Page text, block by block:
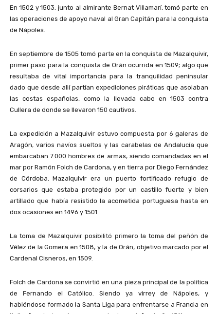
En 1502 y 1503, junto al almirante Bernat Villamarí, tomó parte en
las operaciones de apoyo naval al Gran Capitán para la conquista
de Nápoles.
En septiembre de 1505 tomó parte en la conquista de Mazalquivir,
primer paso para la conquista de Orán ocurrida en 1509; algo que
resultaba de vital importancia para la tranquilidad peninsular
dado que desde allí partían expediciones piráticas que asolaban
las costas españolas, como la llevada cabo en 1503 contra
Cullera de donde se llevaron 150 cautivos.
La expedición a Mazalquivir estuvo compuesta por 6 galeras de
Aragón, varios navíos sueltos y las carabelas de Andalucía que
embarcaban 7.000 hombres de armas, siendo comandadas en el
mar por Ramón Folch de Cardona, y en tierra por Diego Fernández
de Córdoba. Mazalquivir era un puerto fortificado refugio de
corsarios que estaba protegido por un castillo fuerte y bien
artillado que había resistido la acometida portuguesa hasta en
dos ocasiones en 1496 y 1501.
La toma de Mazalquivir posibilitó primero la toma del peñón de
Vélez de la Gomera en 1508, y la de Orán, objetivo marcado por el
Cardenal Cisneros, en 1509.
Folch de Cardona se convirtió en una pieza principal de la política
de Fernando el Católico. Siendo ya virrey de Nápoles, y
habiéndose formado la Santa Liga para enfrentarse a Francia en